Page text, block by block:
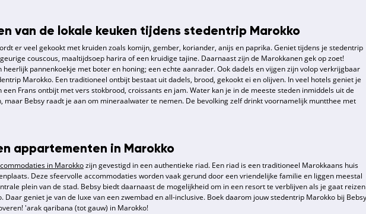
van de lokale keuken tijdens stedentrip Marokko
er veel gekookt met kruiden zoals komijn, gember, koriander, anijs en paprika. Geniet tijdens je stedentrip
couscous, maaltijdsoep harira of een kruidige tajine. Daarnaast zijn de Marokkanen gek op zoet!
heerlijk pannenkoekje met boter en honing; een echte aanrader. Ook dadels en vijgen zijn volop verkrijgbaar
Marokko. Een traditioneel ontbijt bestaat uit dadels, brood, gekookt ei en olijven. In veel hotels geniet je
een Frans ontbijt met vers stokbrood, croissants en jam. Water kan je in de meeste steden inmiddels uit de
maar Bebsy raadt je aan om mineraalwater te nemen. De bevolking zelf drinkt voornamelijk muntthee met
appartementen in Marokko
in Marokkozijn gevestigd in een authentieke riad. Een riad is een traditioneel Marokkaans huis
Deze sfeervolle accommodaties worden vaak gerund door een vriendelijke familie en liggen meestal
plein van de stad. Bebsy biedt daarnaast de mogelijkheid om in een resort te verblijven als je gaat reizen
Daar geniet je van de luxe van een zwembad en all-inclusive. Boek daarom jouw stedentrip Marokko bij Bebsy
'arak qaribana (tot gauw) in Marokko!